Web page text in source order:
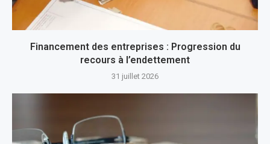
Financement des entreprises : Progression du
recours à l’endettement
31 juillet 2026